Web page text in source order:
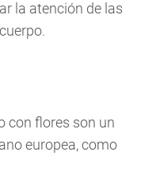
la atención de las
con flores son un
europea, como